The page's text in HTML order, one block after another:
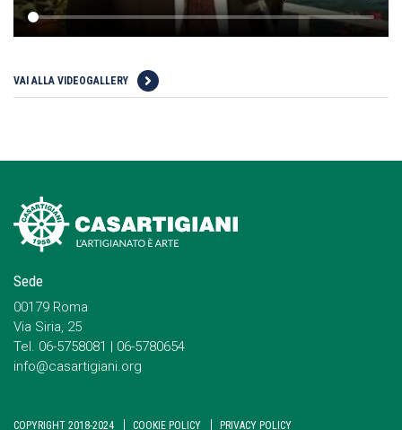
VAI ALLA VIDEOGALLERY
Sede
00179 Roma
Via Siria, 25
Tel. 06-5758081 | 06-5780654
info@casartigiani.org
COPYRIGHT 2018-2024 COOKIE POLICY PRIVACY POLICY